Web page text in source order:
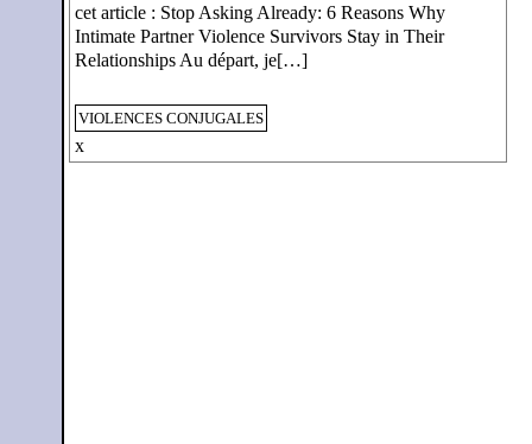
cet article : Stop Asking Already: 6 Reasons Why
Intimate Partner Violence Survivors Stay in Their
Relationships Au départ, je[…]
VIOLENCES CONJUGALES
x